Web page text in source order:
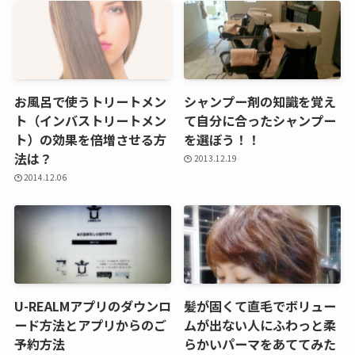
お風呂で使うトリートメン
ト（インバストリートメン
ト）の効果を倍増させる方
法は？
2014.12.06
シャンプー剤の知識を覚え
て自分に合ったシャンプー
を選ぼう！！
2013.12.19
U-REALMアプリのダウンロ
ード方法とアプリからのご
予約方法
髪が固くて直毛でボリュー
ムが出ない人にふわっと柔
らかいパーマをあててみた